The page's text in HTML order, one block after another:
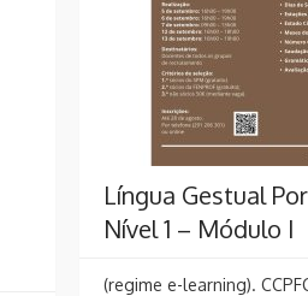
Língua Gestual
Nível 1 – Módulo I
(regime e-learning).